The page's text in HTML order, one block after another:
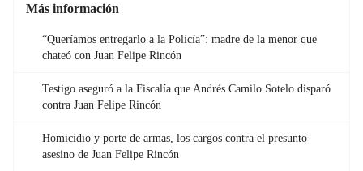
Más información
“Queríamos entregarlo a la Policía”: madre de la menor que
chateó con Juan Felipe Rincón
Testigo aseguró a la Fiscalía que Andrés Camilo Sotelo disparó
contra Juan Felipe Rincón
Homicidio y porte de armas, los cargos contra el presunto
asesino de Juan Felipe Rincón